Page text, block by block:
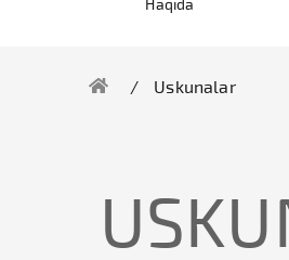
Haqida
Uskunalar